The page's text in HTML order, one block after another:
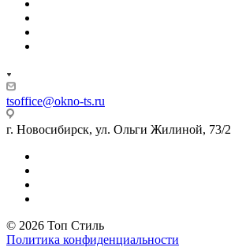
tsoffice@okno-ts.ru
г. Новосибирск, ул. Ольги Жилиной, 73/2
© 2026 Топ Стиль
Политика конфиденциальности